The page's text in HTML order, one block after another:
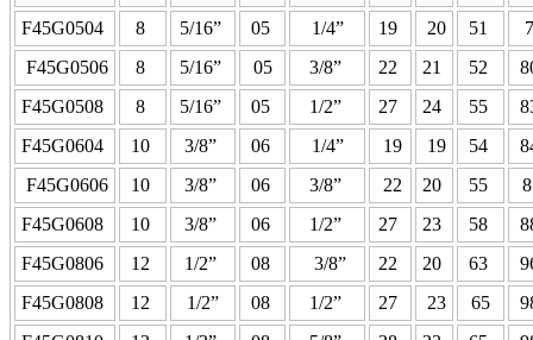
F45G0504
8 5/16” 05 1/4” 19 20 51
F45G0506
8 5/16” 05 3/8” 22 21 52
F45G0508
8 5/16” 05 1/2” 27 24 55
F45G0604
10 3/8” 06 1/4” 19 19 54
F45G0606
10 3/8” 06 3/8” 22 20 55
F45G0608
10 3/8” 06 1/2” 27 23 58
F45G0806
12 1/2” 08 3/8” 22 20 63
F45G0808
12 1/2” 08 1/2” 27 23 65